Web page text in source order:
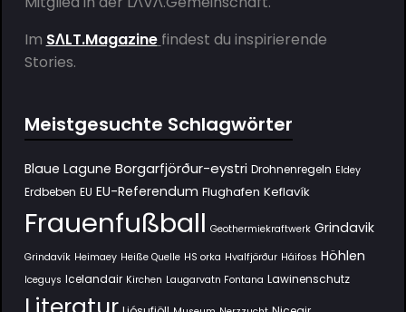
Im SΛLT.Magazine findest du inspirierende
Stories.
Meistgesuchte Schlagwörter
Blaue Lagune Borgarfjörður-eystri Drohnenregeln Eldey
Erdbeben EU EU-Referendum Flughafen Keflavík
Frauenfußball Geothermiekraftwerk Grindavik
Grindavík Heimaey Heiße Quelle HS orka Hvalfjörður Háifoss Höhlen
Iceguys Icelandair Kirchen Laugarvatn Fontana Lawinenschutz